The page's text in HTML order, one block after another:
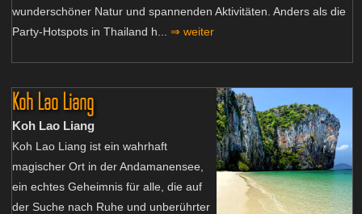
wunderschöner Natur und spannenden Aktivitäten. Anders als die
Party-Hotspots in Thailand h... ⇒ weiter
Koh Lao Liang
Koh Lao Liang
Koh Lao Liang ist ein wahrhaft
magischer Ort in der Andamanensee,
ein echtes Geheimnis für alle, die auf
der Suche nach Ruhe und unberührter